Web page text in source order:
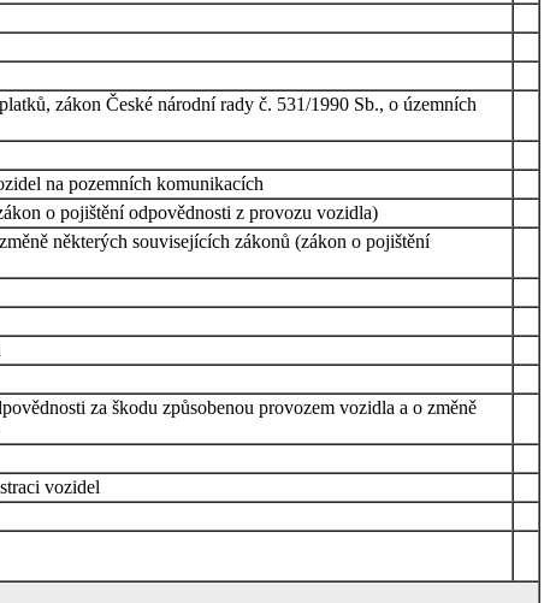
zákon České národní rady č. 531/1990 Sb., o územních
na pozemních komunikacích
o pojištění odpovědnosti z provozu vozidla)
některých souvisejících zákonů (zákon o pojištění
za škodu způsobenou provozem vozidla a o změně
vozidel